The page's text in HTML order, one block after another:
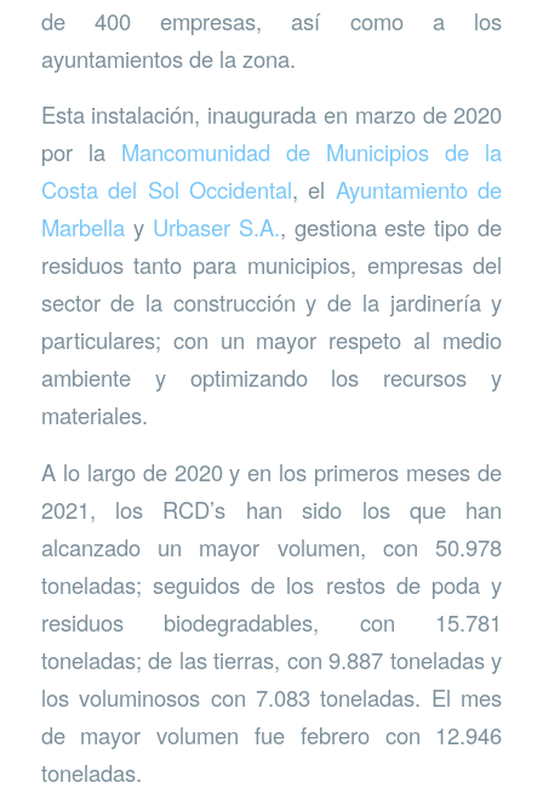
de 400 empresas, así como a los
ayuntamientos de la zona.
Esta instalación, inaugurada en marzo de 2020
por la Mancomunidad de Municipios de la
Costa del Sol Occidental, el Ayuntamiento de
Marbellay Urbaser S.A., gestiona este tipo de
residuos tanto para municipios, empresas del
sector de la construcción y de la jardinería y
particulares; con un mayor respeto al medio
ambiente y optimizando los recursos y
materiales.
A lo largo de 2020 y en los primeros meses de
2021, los RCD’s han sido los que han
alcanzado un mayor volumen, con 50.978
toneladas; seguidos de los restos de poda y
residuos biodegradables, con 15.781
toneladas; de las tierras, con 9.887 toneladas y
los voluminosos con 7.083 toneladas. El mes
de mayor volumen fue febrero con 12.946
toneladas.